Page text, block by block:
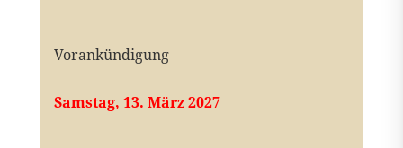
Vorankündigung
Samstag, 13. März 2027